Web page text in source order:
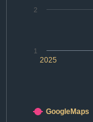
2025
1
2
GoogleMaps